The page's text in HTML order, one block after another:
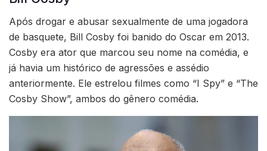
Após drogar e abusar sexualmente de uma jogadora
de basquete, Bill Cosby foi banido do Oscar em 2013.
Cosby era ator que marcou seu nome na comédia, e
já havia um histórico de agressões e assédio
anteriormente. Ele estrelou filmes como “I Spy” e “The
Cosby Show”, ambos do gênero comédia.